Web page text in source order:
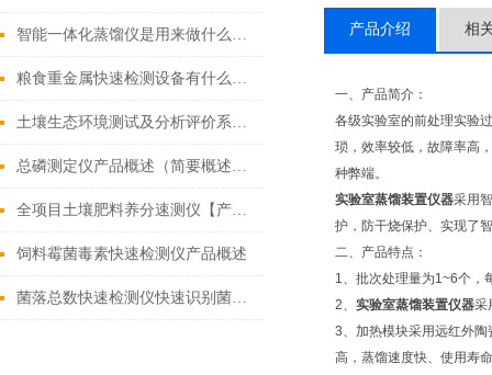
智能一体化蒸馏仪是用来做什么的？
粮食重金属快速检测设备有什么特点
土壤生态环境测试及分析评价系统设备介绍
总磷测定仪产品概述（简要概述总磷测定仪的功能特点）
全项目土壤肥料养分速测仪【产品|报价|参数】2020仪器重磅推荐
饲料霉菌毒素快速检测仪产品概述
菌落总数快速检测仪快速识别菌落数量【2020重磅推荐】
产品介绍 相
一、产品简介：
各级实验室的前处理实验
琐，效率较低，故障率高
种弊端。
实验室蒸馏装置仪器采用
护，防干烧保护、实现了
二、产品特点：
1、批次处理量为1~6个，
2、 实验室蒸馏装置仪器采
3、加热模块采用远红外
高，蒸馏速度快、使用寿